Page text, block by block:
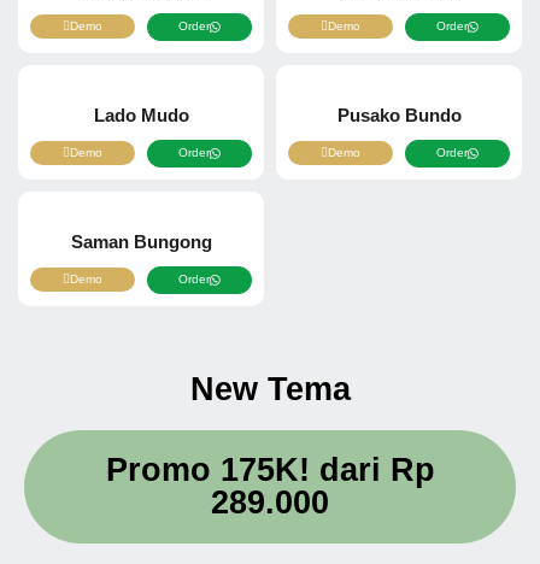
Demo Order Demo Order
Lado Mudo
Demo Order
Pusako Bundo
Demo Order
Saman Bungong
Demo Order
New Tema
Promo 175K! dari Rp
289.000